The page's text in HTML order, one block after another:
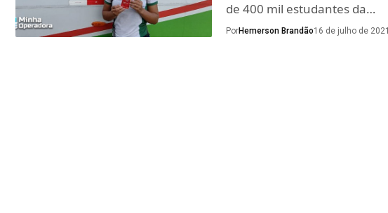
de 400 mil estudantes da…
PorHemerson Brandão16 de julho de 2021